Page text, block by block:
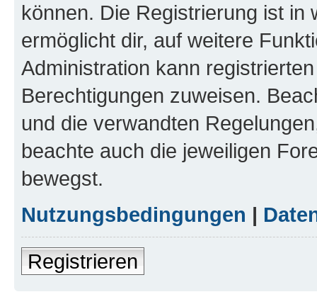
können. Die Registrierung ist in
ermöglicht dir, auf weitere
Administration kann
Berechtigungen zuweisen.
und die verwandten
beachte auch die jeweiligen
bewegst.
Nutzungsbedingungen |
Registrieren